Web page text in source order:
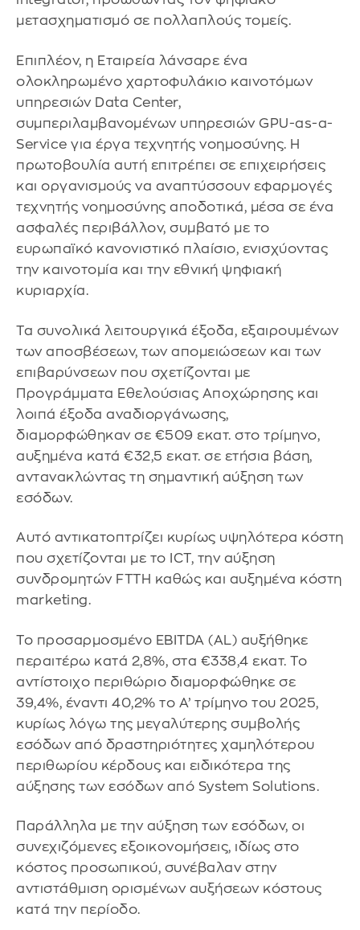
μετασχηματισμό σε πολλαπλούς τομείς.
Επιπλέον, η Εταιρεία λάνσαρε ένα
ολοκληρωμένο χαρτοφυλάκιο καινοτόμων
υπηρεσιών Data Center,
συμπεριλαμβανομένων υπηρεσιών GPU-as-a-
Service για έργα τεχνητής νοημοσύνης. Η
πρωτοβουλία αυτή επιτρέπει σε επιχειρήσεις
και οργανισμούς να αναπτύσσουν εφαρμογές
τεχνητής νοημοσύνης αποδοτικά, μέσα σε ένα
ασφαλές περιβάλλον, συμβατό με το
ευρωπαϊκό κανονιστικό πλαίσιο, ενισχύοντας
την καινοτομία και την εθνική ψηφιακή
κυριαρχία.
Τα συνολικά λειτουργικά έξοδα, εξαιρουμένων
των αποσβέσεων, των απομειώσεων και των
επιβαρύνσεων που σχετίζονται με
Προγράμματα Εθελούσιας Αποχώρησης και
λοιπά έξοδα αναδιοργάνωσης,
διαμορφώθηκαν σε €509 εκατ. στο τρίμηνο,
αυξημένα κατά €32,5 εκατ. σε ετήσια βάση,
αντανακλώντας τη σημαντική αύξηση των
εσόδων.
Αυτό αντικατοπτρίζει κυρίως υψηλότερα κόστη
που σχετίζονται με το ICT, την αύξηση
συνδρομητών FTTH καθώς και αυξημένα κόστη
marketing.
Το προσαρμοσμένο EBITDA (AL) αυξήθηκε
περαιτέρω κατά 2,8%, στα €338,4 εκατ. Το
αντίστοιχο περιθώριο διαμορφώθηκε σε
39,4%, έναντι 40,2% το Α’ τρίμηνο του 2025,
κυρίως λόγω της μεγαλύτερης συμβολής
εσόδων από δραστηριότητες χαμηλότερου
περιθωρίου κέρδους και ειδικότερα της
αύξησης των εσόδων από System Solutions.
Παράλληλα με την αύξηση των εσόδων, οι
συνεχιζόμενες εξοικονομήσεις, ιδίως στο
κόστος προσωπικού, συνέβαλαν στην
αντιστάθμιση ορισμένων αυξήσεων κόστους
κατά την περίοδο.